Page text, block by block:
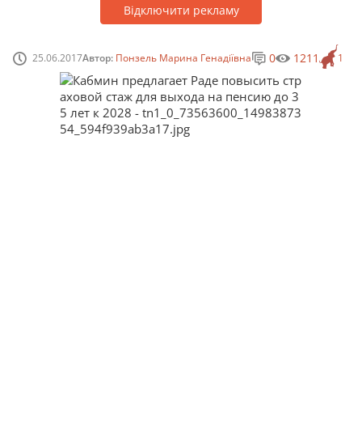
Відключити рекламу
25.06.2017Автор: Понзель Марина Генадіївна 1
0 1211